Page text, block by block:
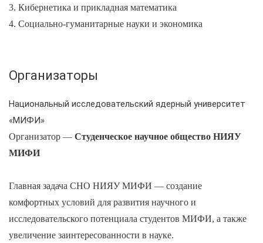
3. Кибернетика и прикладная математика
4. Социально-гуманитарные науки и экономика
Организаторы
Национальный исследовательский ядерный университет
«МИФИ»
Организатор — Студенческое научное общество НИЯУ
МИФИ
Главная задача СНО НИЯУ МИФИ — создание
комфортных условий для развития научного и
исследовательского потенциала студентов МИФИ, а также
увеличение заинтересованности в науке.